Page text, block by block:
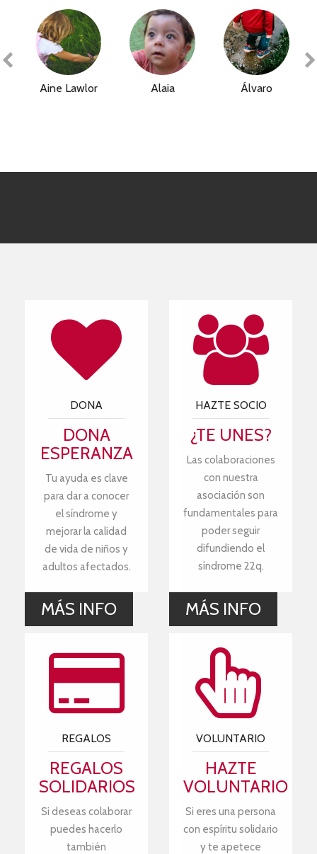
Aine Lawlor Alaia Álvaro
DONA
DONA
ESPERANZA
Tu ayuda es clave
para dar a conocer
el síndrome y
mejorar la calidad
de vida de niños y
adultos afectados.
MÁS INFO
HAZTE SOCIO
¿TE UNES?
Las colaboraciones
con nuestra
asociación son
fundamentales para
poder seguir
difundiendo el
síndrome 22q.
MÁS INFO
REGALOS
REGALOS
SOLIDARIOS
Si deseas colaborar
puedes hacerlo
también
VOLUNTARIO
HAZTE
VOLUNTARIO
Si eres una persona
con espíritu solidario
y te apetece